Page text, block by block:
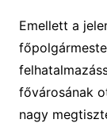
Emellett a
fővárosának
nagy